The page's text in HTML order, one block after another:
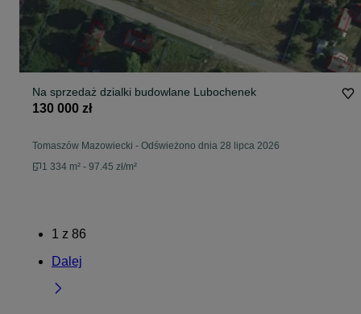
Na sprzedaż dzialki budowlane Lubochenek
130 000 zł
Tomaszów Mazowiecki - Odświeżono dnia 28 lipca 2026
1 334 m² - 97.45 zł/m²
1 z 86
Dalej